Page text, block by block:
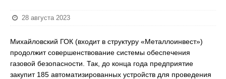
28 августа 2023
Михайловский ГОК (входит в структуру «Металлоинвест»)
продолжит совершенствование системы обеспечения
газовой безопасности. Так, до конца года предприятие
закупит 185 автоматизированных устройств для проведения